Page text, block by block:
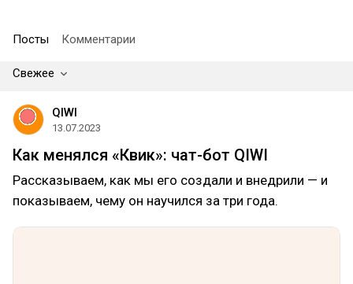
Посты Комментарии
Свежее
QIWI
13.07.2023
Как менялся «Квик»: чат-бот QIWI
Рассказываем, как мы его создали и внедрили — и
показываем, чему он научился за три года.